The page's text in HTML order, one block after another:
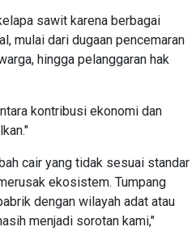
sawit karena berbagai
mulai dari dugaan pencemaran
hingga pelanggaran hak
kontribusi ekonomi dan
cair yang tidak sesuai standar
ekosistem. Tumpang
dengan wilayah adat atau
menjadi sorotan kami,"